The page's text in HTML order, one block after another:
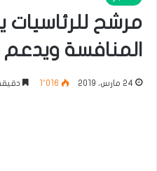
مرشح
المنافسة ويدعم
24 مارس، 2019 1٬016